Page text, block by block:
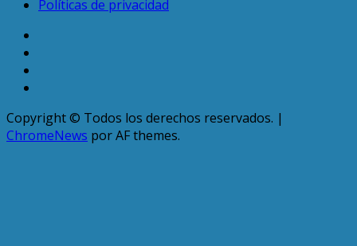
Políticas de privacidad
Copyright © Todos los derechos reservados. |
ChromeNews por AF themes.